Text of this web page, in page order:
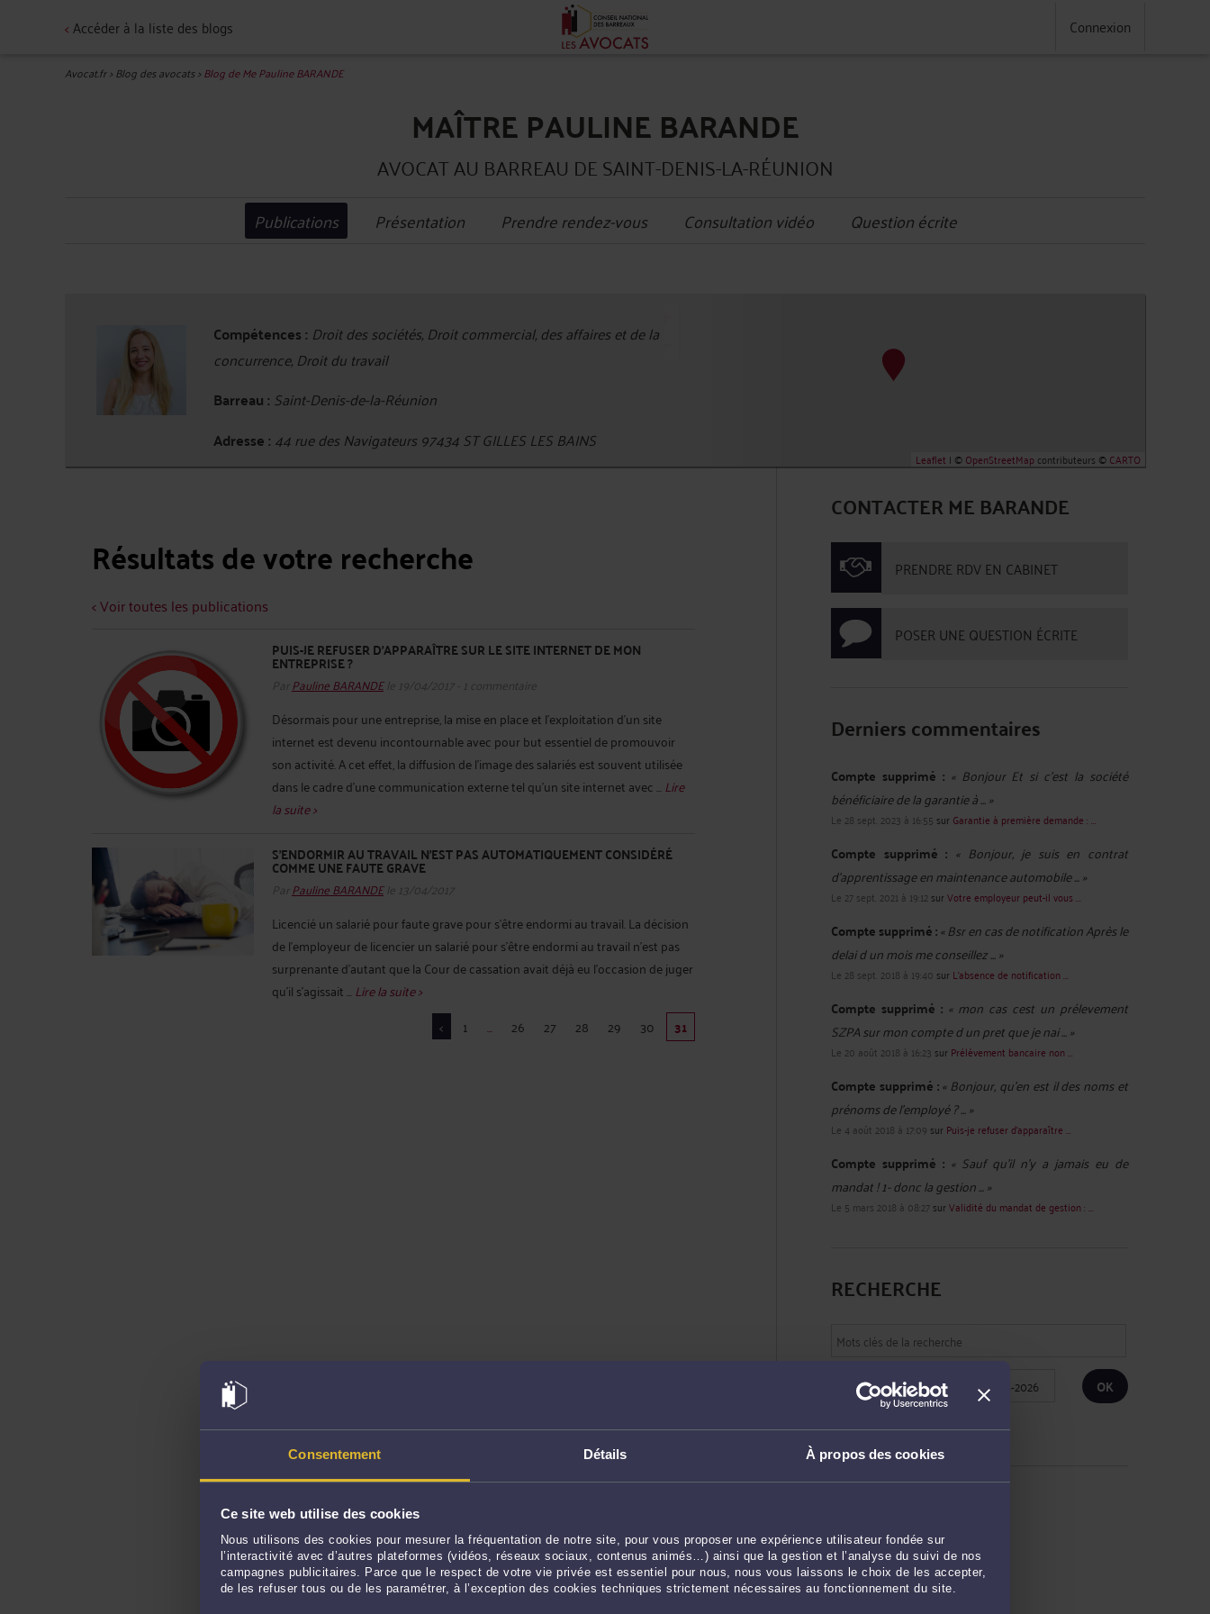
Consentement Détails À propos des cookies
Ce site web utilise des cookies
Nous utilisons des cookies pour mesurer la fréquentation de notre site, pour vous proposer une expérience utilisateur fondée sur
l’interactivité avec d’autres plateformes (vidéos, réseaux sociaux, contenus animés…) ainsi que la gestion et l’analyse du suivi de nos
campagnes publicitaires. Parce que le respect de votre vie privée est essentiel pour nous, nous vous laissons le choix de les accepter,
de les refuser tous ou de les paramétrer, à l’exception des cookies techniques strictement nécessaires au fonctionnement du site.
<Accéder à la liste des blogs Connexion
Avocat.fr>Blog des avocats>Blog de Me Pauline BARANDE
MAÎTRE PAULINE BARANDE
AVOCAT AU BARREAU DE SAINT-DENIS-LA-RÉUNION
Publications Présentation Prendre rendez-vous Consultation vidéo Question écrite
Compétences : Droit des sociétés, Droit commercial, des affaires et de la
concurrence, Droit du travail
Barreau : Saint-Denis-de-la-Réunion
Adresse : 44 rue des Navigateurs 97434 ST GILLES LES BAINS
Leaflet | ©OpenStreetMapcontributeurs ©CARTO
Résultats de votre recherche
< Voir toutes les publications
PUIS-JE REFUSER D’APPARAÎTRE SUR LE SITE INTERNET DE MON
ENTREPRISE ?
Par Pauline BARANDEle 19/04/2017 - 1 commentaire
Désormais pour une entreprise, la mise en place et l’exploitation d’un site
internet est devenu incontournable avec pour but essentiel de promouvoir
son activité. A cet effet, la diffusion de l’image des salariés est souvent utilisée
dans le cadre d’une communication externe tel qu’un site internet avec ...Lire
la suite >
S’ENDORMIR AU TRAVAIL N’EST PAS AUTOMATIQUEMENT CONSIDÉRÉ
COMME UNE FAUTE GRAVE
Par Pauline BARANDEle 13/04/2017
Licencié un salarié pour faute grave pour s’être endormi au travail. La décision
de l’employeur de licencier un salarié pour s’être endormi au travail n’est pas
surprenante d’autant que la Cour de cassation avait déjà eu l’occasion de juger
qu’il s’agissait ...Lire la suite >
<
1 ... 26 27 28 29 30 31
CONTACTER ME BARANDE
PRENDRE RDV EN CABINET
POSER UNE QUESTION ÉCRITE
Derniers commentaires
Compte supprimé : « Bonjour Et si c'est la société
bénéficiaire de la garantie à ... »
Le 28 sept. 2023 à 16:55 sur Garantie à première demande : ...
Compte supprimé : « Bonjour, je suis en contrat
d'apprentissage en maintenance automobile ... »
Le 27 sept. 2021 à 19:12surVotre employeur peut-il vous ...
Compte supprimé :« Bsr en cas de notification Après le
delai d un mois me conseillez ... »
Le 28 sept. 2018 à 19:40 sur L’absence de notification ...
Compte supprimé : « mon cas cest un prélevement
SZPA sur mon compte d un pret que je nai ... »
Le 20 août 2018 à 16:23 sur Prélèvement bancaire non ...
Compte supprimé :« Bonjour, qu'en est il des noms et
prénoms de l'employé ? ... »
Le 4 août 2018 à 17:09 sur Puis-je refuser d’apparaître ...
Compte supprimé : « Sauf qu'il n'y a jamais eu de
mandat ! 1- donc la gestion ... »
Le 5 mars 2018 à 08:27surValidité du mandat de gestion : ...
RECHERCHE
Publié du
Décembre 2023
Septembre 2021